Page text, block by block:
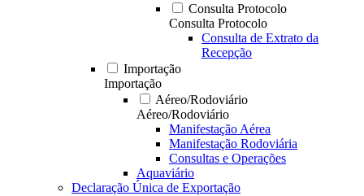
Consulta Protocolo
Consulta Protocolo
Consulta de Extrato da
Recepção
Importação
Importação
Aéreo/Rodoviário
Aéreo/Rodoviário
Manifestação Aérea
Manifestação Rodoviária
Consultas e Operações
Aquaviário
Declaração Única de Exportação